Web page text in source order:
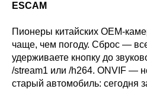
ESCAM
Пионеры китайских OEM-
чаще, чем погоду. Сброс —
удерживаете кнопку до
/stream1 или /h264. ONVIF —
старый автомобиль: сегодня